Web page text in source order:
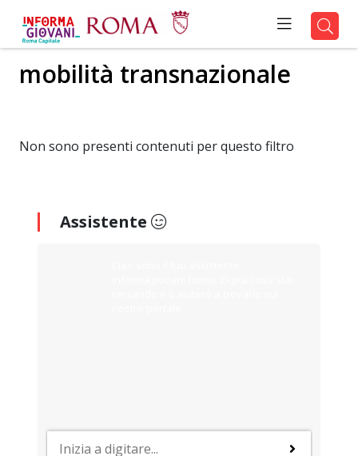
mobilità transnazionale
Non sono presenti contenuti per questo filtro
Assistente